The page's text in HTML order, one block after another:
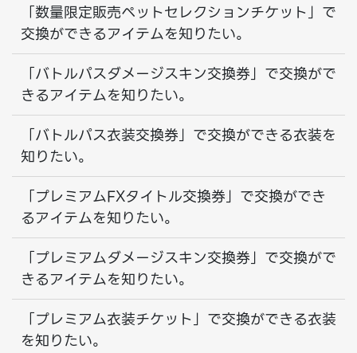
「数量限定販売ペットセレクションチケット」で
交換ができるアイテムを知りたい。
「バトルパスダメージスキン交換券」で交換がで
きるアイテムを知りたい。
「バトルパス衣装交換券」で交換ができる衣装を
知りたい。
「プレミアムFXタイトル交換券」で交換ができ
るアイテムを知りたい。
「プレミアムダメージスキン交換券」で交換がで
きるアイテムを知りたい。
「プレミアム衣装チケット」で交換ができる衣装
を知りたい。